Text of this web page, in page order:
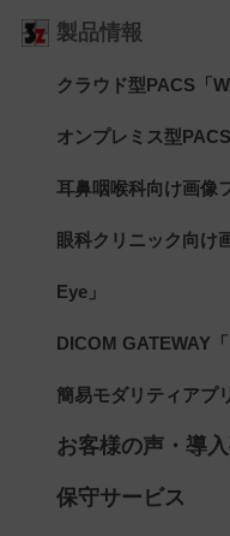
製品情報
クラウド型PACS「
オンプレミス型
耳鼻咽喉科向け画像
眼科クリニック向け
Eye」
DICOM GATEWAY「
簡易モダリティアプ
お客様の声・導
保守サービス